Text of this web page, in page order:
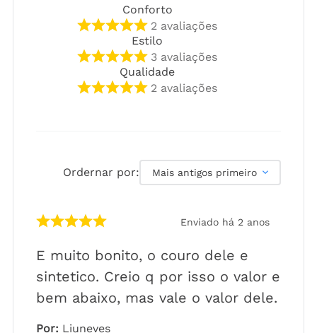
Conforto
2 avaliações
Estilo
3 avaliações
Qualidade
2 avaliações
Ordernar por: Mais antigos primeiro
Enviado há 2 anos
E muito bonito, o couro dele e
sintetico. Creio q por isso o valor e
bem abaixo, mas vale o valor dele.
Por: Liuneves